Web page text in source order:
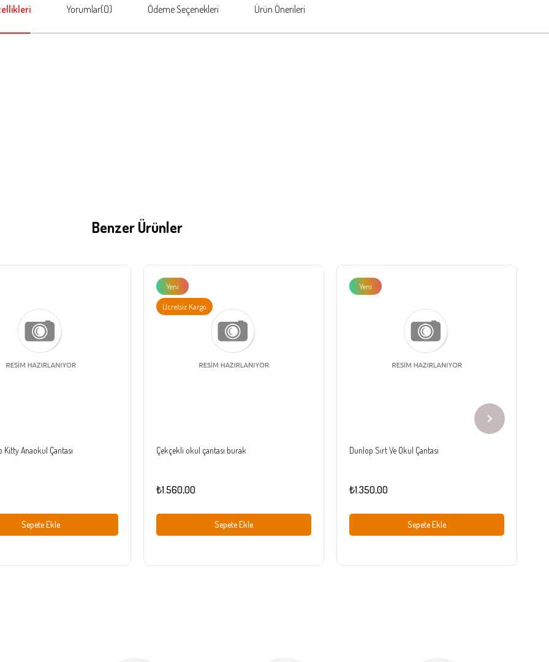
Yorumlar(0) Ödeme Seçenekleri Ürün Önerileri
Benzer Ürünler
Kitty Anaokul Çantası
Sepete Ekle
Çekçekli okul çantası burak
₺1.560,00
Sepete Ekle
Yeni
Ürün
Ücretsiz Kargo
Dunlop Sırt Ve Okul Çantası
₺1.350,00
Sepete Ekle
Yeni